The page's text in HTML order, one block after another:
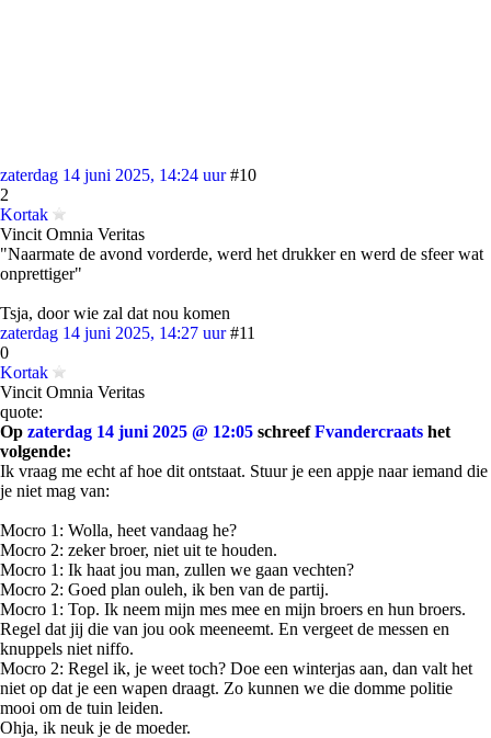
zaterdag 14 juni 2025, 14:24 uur #10
2
Kortak
Vincit Omnia Veritas
"Naarmate de avond vorderde, werd het drukker en werd de sfeer wat
onprettiger"
Tsja, door wie zal dat nou komen
zaterdag 14 juni 2025, 14:27 uur #11
0
Kortak
Vincit Omnia Veritas
quote:
Op zaterdag 14 juni 2025 @ 12:05 schreefFvandercraats het
volgende:
Ik vraag me echt af hoe dit ontstaat. Stuur je een appje naar iemand die
je niet mag van:
Mocro 1: Wolla, heet vandaag he?
Mocro 2: zeker broer, niet uit te houden.
Mocro 1: Ik haat jou man, zullen we gaan vechten?
Mocro 2: Goed plan ouleh, ik ben van de partij.
Mocro 1: Top. Ik neem mijn mes mee en mijn broers en hun broers.
Regel dat jij die van jou ook meeneemt. En vergeet de messen en
knuppels niet niffo.
Mocro 2: Regel ik, je weet toch? Doe een winterjas aan, dan valt het
niet op dat je een wapen draagt. Zo kunnen we die domme politie
mooi om de tuin leiden.
Ohja, ik neuk je de moeder.